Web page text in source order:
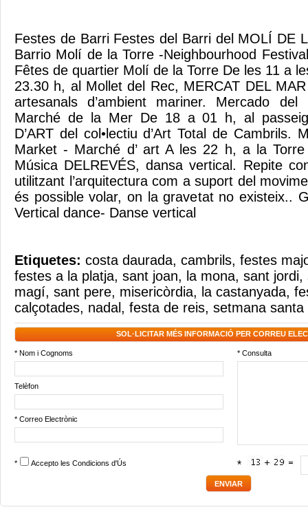
Festes de Barri Festes del Barri del MOLÍ DE
Barrio Molí de la Torre -Neighbourhood
Fêtes de quartier Molí de la Torre De les 11 a
23.30 h, al Mollet del Rec, MERCAT DEL
artesanals d’ambient mariner. Mercado
Marché de la Mer De 18 a 01 h, al passeig
D’ART del col•lectiu d’Art Total de Cambrils.
Market - Marché d’ art A les 22 h, a la
Música DELREVÉS, dansa vertical. Repite
utilitzant l’arquitectura com a suport del
és possible volar, on la gravetat no existeix..
Vertical dance- Danse vertical
Etiquetes: costa daurada, cambrils, festes
festes a la platja, sant joan, la mona, sant jordi,
magí, sant pere, misericòrdia, la castanyada,
calçotades, nadal , festa de reis, setmana santa
SOL·LICITAR MÉS INFORMACIÓ PER CORREU
* Nom i Cognoms * Consulta
Telèfon
* Correo Electrònic
* Accepto les Condicions d'Ús *